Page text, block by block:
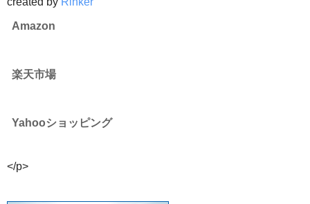
Amazon
楽天市場
Yahooショッピング
</p>